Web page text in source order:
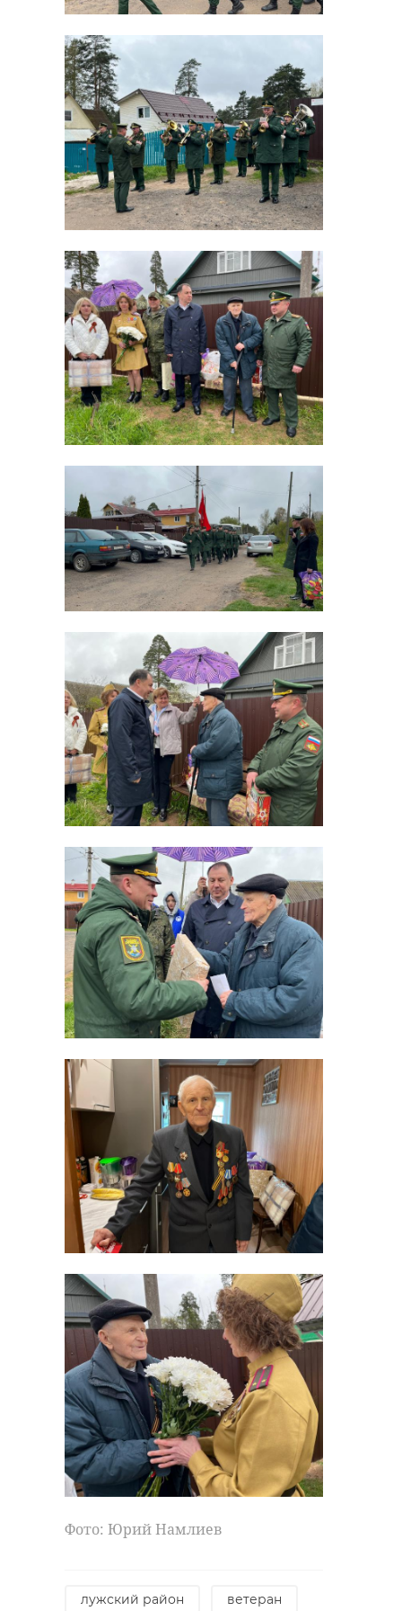
Фото: Юрий Намлиев
лужский район ветеран
В среду, 7 мая, в Ленинградской
области проходит Эстафета Вечного
огня на Дороге жизни городов
воинской славы. Мероприятие
проводят в честь 80-й годовщины
Победы в Великой Отечественной
войне 1941-1945 годов.
разорванное кольцо
Поделиться статьей: